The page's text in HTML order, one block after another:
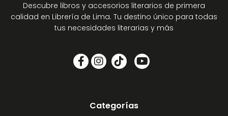
Descubre libros y accesorios literarios de primera
calidad en Librería de Lima. Tu destino único para todas
tus necesidades literarias y más
Categorías